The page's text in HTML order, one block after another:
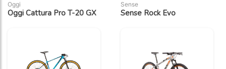
Oggi
Oggi Cattura Pro T-20 GX
Sense
Sense Rock Evo